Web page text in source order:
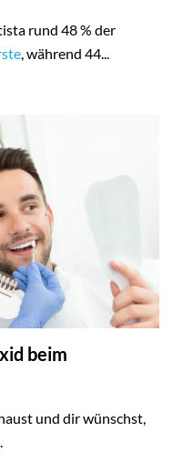
rund 48 % der
, während 44...
beim
und dir wünschst,